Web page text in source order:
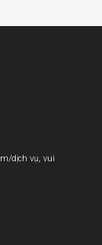
dịch vụ, vui